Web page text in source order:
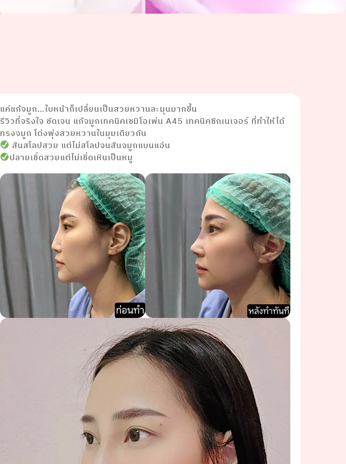
แค่แก้จมูก…ใบหน้าก็เปลี่ยนเป็นสวยหวานละมุนมากขึ้น
รีวิวที่จริงใจ ชัดเจน แก้จมูกเทคนิคเซมิโอเพ่น A45 เทคนิคซิกเนเจอร์ ที่ทำให้ได้
ทรงจมูก โด่งพุ่งสวยหวานในมุมเดียวกัน
สันสโลปสวย แต่ไม่สโลปจนสันจมูกแบนแอ่น
ปลายเชิ่ดสวยแต่ไม่เชิ่ดเหินเป็นหมู